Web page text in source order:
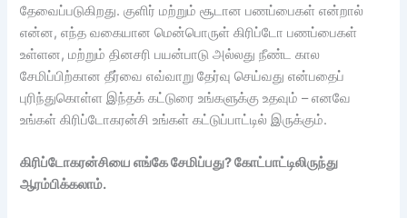
தேவைப்படுகிறது. குளிர் மற்றும் சூடான பணப்பைகள் என்றால்
என்ன, எந்த வகையான மென்பொருள் கிரிப்டோ பணப்பைகள்
உள்ளன, மற்றும் தினசரி பயன்பாடு அல்லது நீண்ட கால
சேமிப்பிற்கான தீர்வை எவ்வாறு தேர்வு செய்வது என்பதைப்
புரிந்துகொள்ள இந்தக் கட்டுரை உங்களுக்கு உதவும் – எனவே
உங்கள் கிரிப்டோகரன்சி உங்கள் கட்டுப்பாட்டில் இருக்கும்.
கிரிப்டோகரன்சியை எங்கே சேமிப்பது? கோட்பாட்டிலிருந்து
ஆரம்பிக்கலாம்.